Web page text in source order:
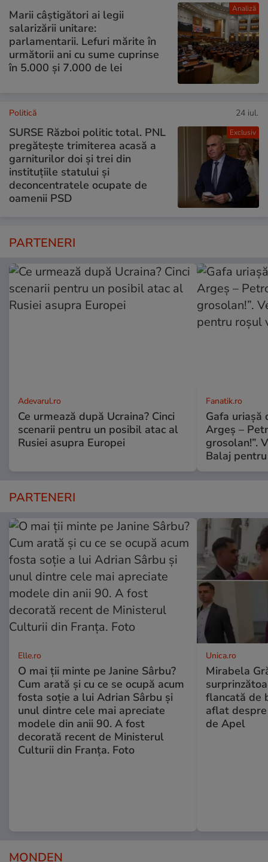
Analiză
Marii câștigători ai legii
salarizării unitare:
parlamentarii. Lefuri mărite în
următorii ani cu sume cuprinse
în 5.000 și 7.000 de lei
Exclusiv
Politică 24 iul.
SURSE Război politic total. PNL
pregătește trimiterea acasă a
garniturilor doi și trei din
instituțiile statului și
deconcentratele ocupate de
oamenii PSD
PARTENERI
Adevarul.ro
Ce urmează după Ucraina? Cinci
scenarii pentru un posibil atac al
Rusiei asupra Europei
Fanatik.ro
Gafa uriașă
Argeș –
grosolan!”.
Balaj
PARTENERI
Elle.ro
O mai ții minte pe Janine Sârbu?
Cum arată și cu ce se ocupă acum
fosta soție a lui Adrian Sârbu și
unul dintre cele mai apreciate
modele din anii 90. A fost
decorată recent de Ministerul
Culturii din Franța. Foto
Unica.ro
Mirabela
flancată de
aflat
de Apel
MONDEN